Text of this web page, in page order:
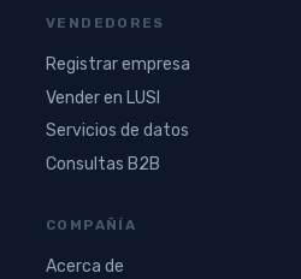
VENDEDORES
Registrar empresa
Vender en LUSI
Servicios de datos
Consultas B2B
COMPAÑÍA
Acerca de